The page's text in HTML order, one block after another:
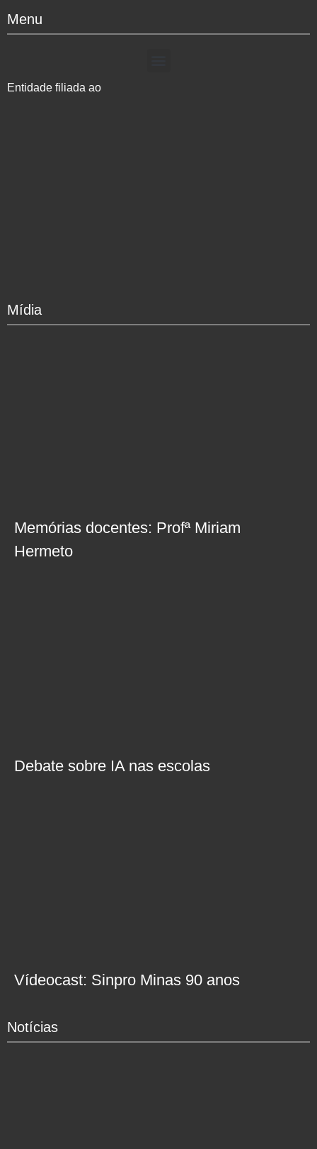
Menu
Entidade filiada ao
Mídia
Memórias docentes: Profª Miriam
Hermeto
Debate sobre IA nas escolas
Vídeocast: Sinpro Minas 90 anos
Notícias